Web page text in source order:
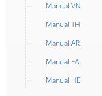
Manual VN
Manual TH
Manual AR
Manual FA
Manual HE